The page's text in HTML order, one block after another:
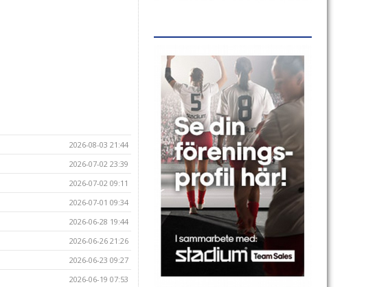
2026-08-03 21:44
2026-07-02 23:39
2026-07-02 09:11
2026-07-01 09:34
2026-06-28 19:44
2026-06-26 21:26
2026-06-23 09:27
2026-06-19 07:53